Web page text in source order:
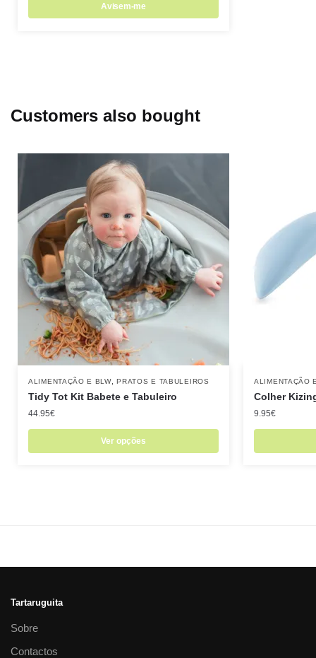
Avisem-me
Customers also bought
ALIMENTAÇÃO E BLW,PRATOS E TABULEIROS
Tidy Tot Kit Babete e Tabuleiro
44.95€
Ver opções
ALIMENTAÇÃO
Colher
9.95€
Tartaruguita
Sobre
Contactos